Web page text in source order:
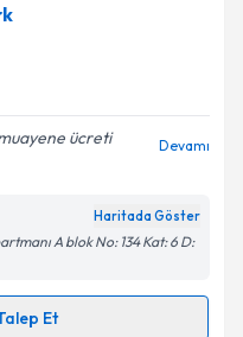
randevu almanız
e-posta ile
ilişkinAydınlatma
ediyorum.
ücreti
Devamı
Haritada Göster
A blok No: 134 Kat: 6 D:
Et